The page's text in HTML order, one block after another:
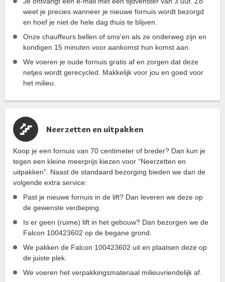
weet je precies wanneer je nieuwe fornuis wordt bezorgd
en hoef je niet de hele dag thuis te blijven.
Onze chauffeurs bellen of sms'en als ze onderweg zijn en
kondigen 15 minuten voor aankomst hun komst aan.
We voeren je oude fornuis gratis af en zorgen dat deze
netjes wordt gerecycled. Makkelijk voor jou en goed voor
het milieu.
Neerzetten en uitpakken
Koop je een fornuis van 70 centimeter of breder? Dan kun je
tegen een kleine meerprijs kiezen voor “Neerzetten en
uitpakken”. Naast de standaard bezorging bieden we dan de
volgende extra service:
Past je nieuwe fornuis in de lift? Dan leveren we deze op
de gewenste verdieping.
Is er geen (ruime) lift in het gebouw? Dan bezorgen we de
Falcon 100423602 op de begane grond.
We pakken de Falcon 100423602 uit en plaatsen deze op
de juiste plek.
We voeren het verpakkingsmateriaal milieuvriendelijk af.